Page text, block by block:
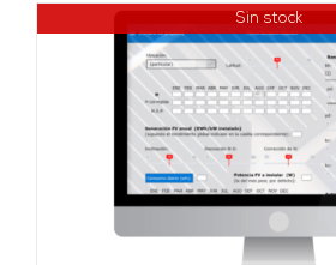
Sin stock